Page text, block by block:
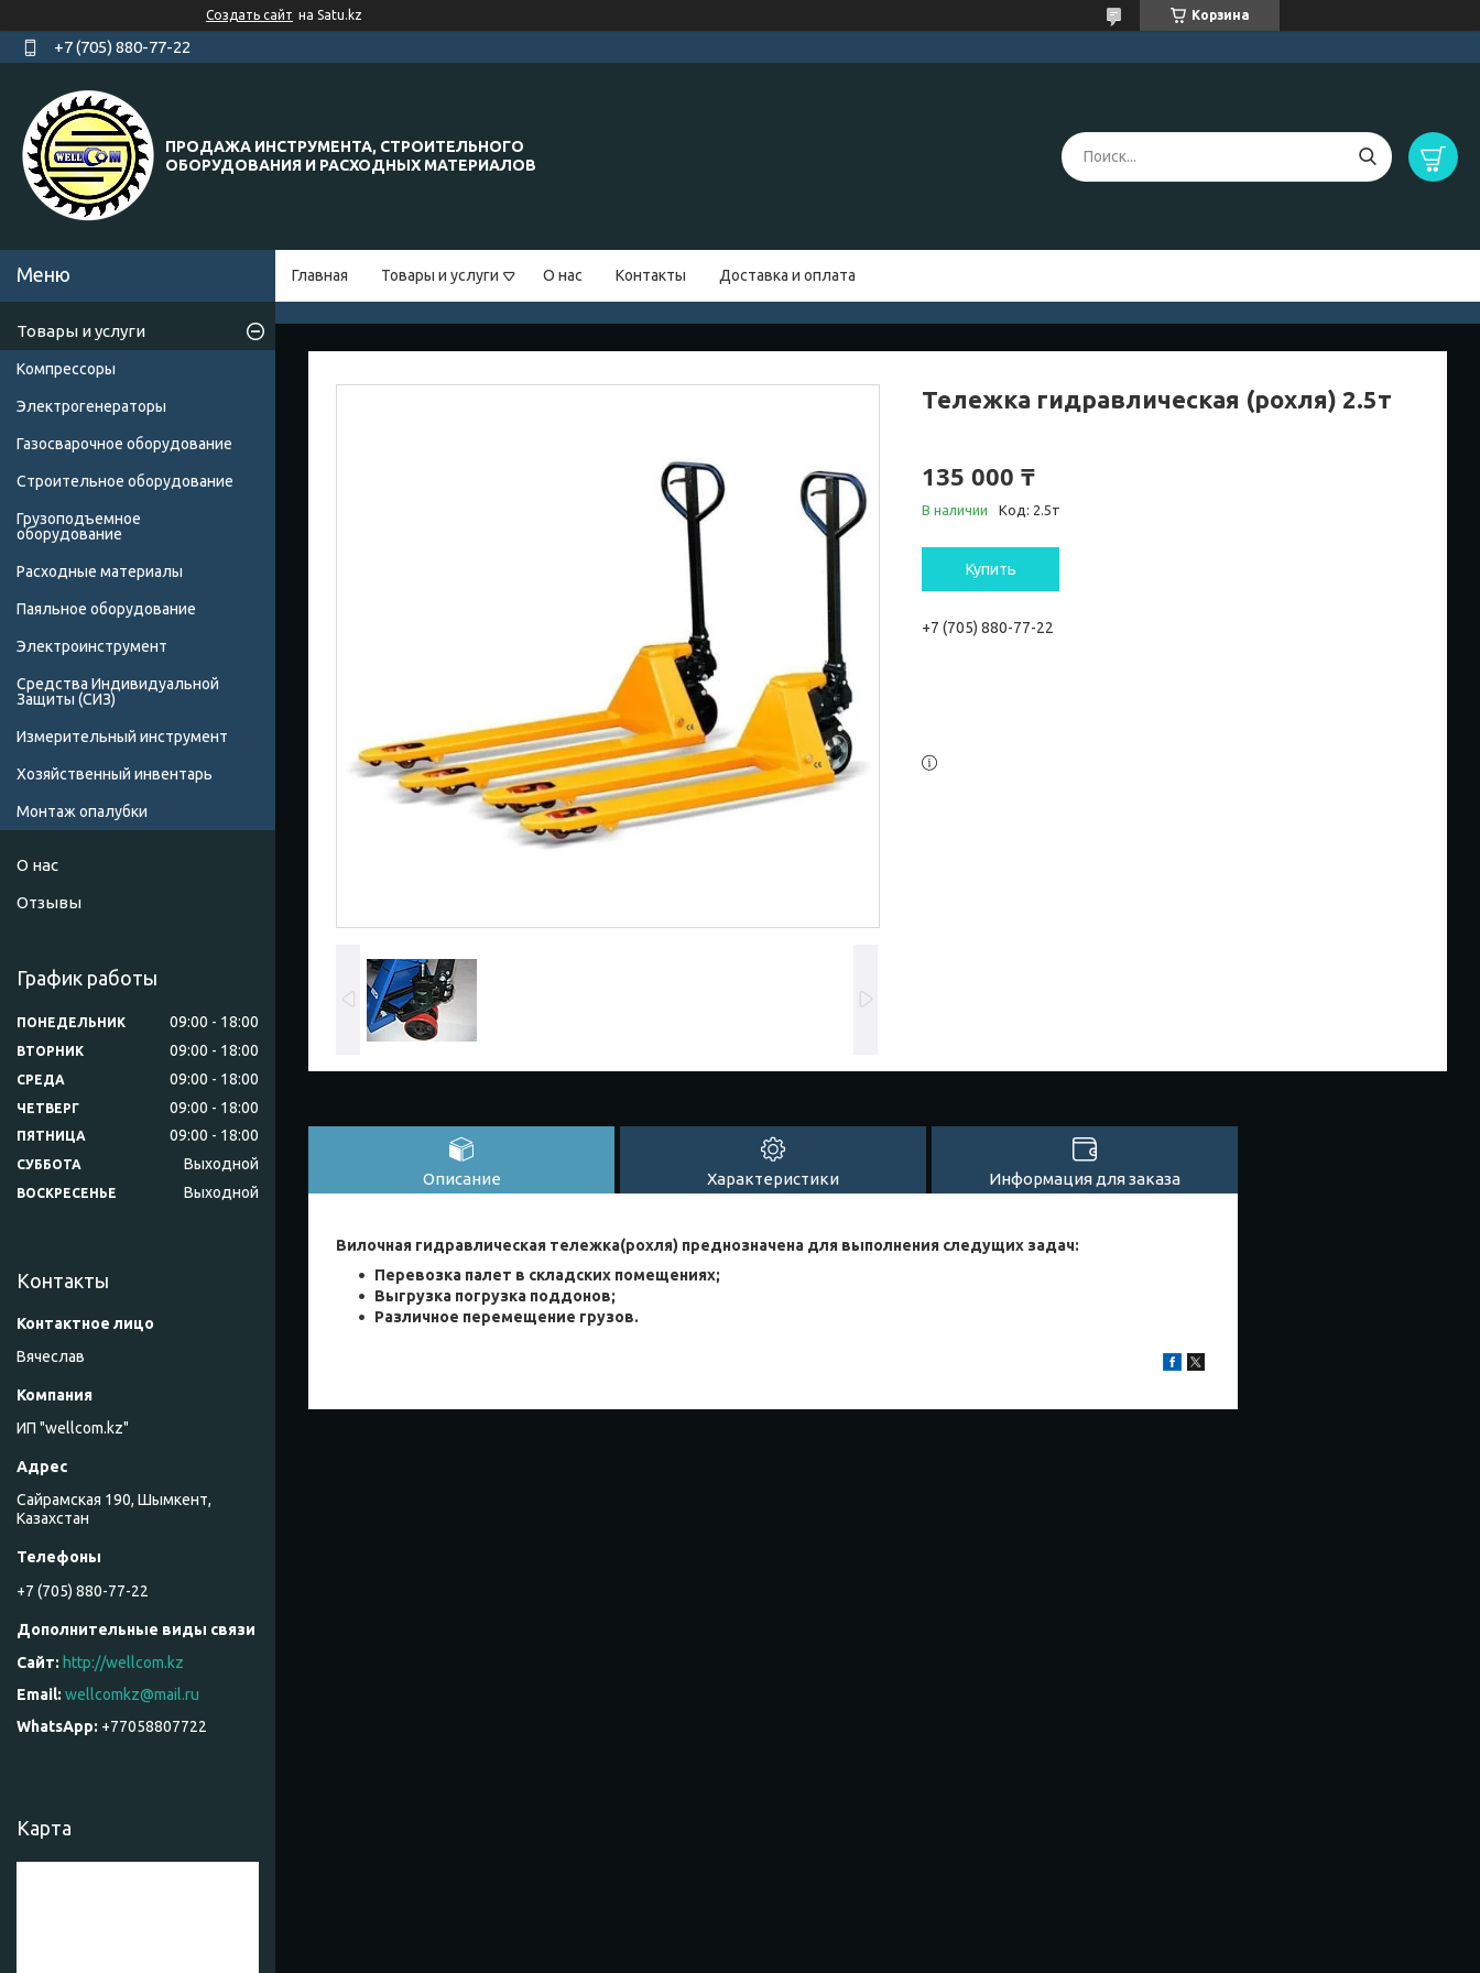
Создать сайт на Satu.kz Корзина
+7 (705) 880-77-22
ПРОДАЖА ИНСТРУМЕНТА, СТРОИТЕЛЬНОГО
ОБОРУДОВАНИЯ И РАСХОДНЫХ МАТЕРИАЛОВ
Главная Товары и услуги О нас Контакты Доставка и оплата
Тележка гидравлическая (рохля) 2.5т
135 000 ₸
В наличии Код: 2.5т
Купить
+7 (705) 880-77-22
Описание Характеристики Информация для заказа
Вилочная гидравлическая тележка(рохля) преднозначена для выполнения следущих задач:
Перевозка палет в складских помещениях;
Выгрузка погрузка поддонов;
Различное перемещение грузов.
Товары и услуги
Компрессоры
Электрогенераторы
Газосварочное оборудование
Строительное оборудование
Грузоподъемное
оборудование
Расходные материалы
Паяльное оборудование
Электроинструмент
Средства Индивидуальной
Защиты (СИЗ)
Измерительный инструмент
Хозяйственный инвентарь
Монтаж опалубки
О нас
Отзывы
График работы
ПОНЕДЕЛЬНИК 09:00 18:00
ВТОРНИК 09:00 18:00
СРЕДА 09:00 18:00
ЧЕТВЕРГ 09:00 18:00
ПЯТНИЦА 09:00 18:00
СУББОТА Выходной
ВОСКРЕСЕНЬЕ Выходной
Контакты
Вячеслав
ИП "wellcom.kz"
Сайрамская 190, Шымкент,
Казахстан
+7 (705) 880-77-22
http://wellcom.kz
wellcomkz@mail.ru
+77058807722
Карта